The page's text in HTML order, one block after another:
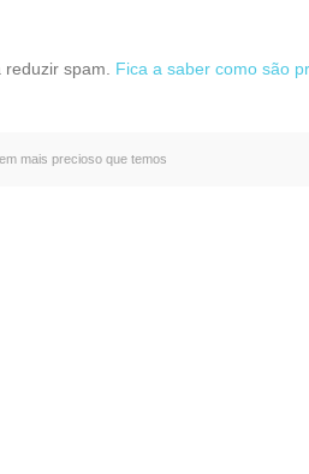
spam. Fica a saber como são
mais precioso que temos